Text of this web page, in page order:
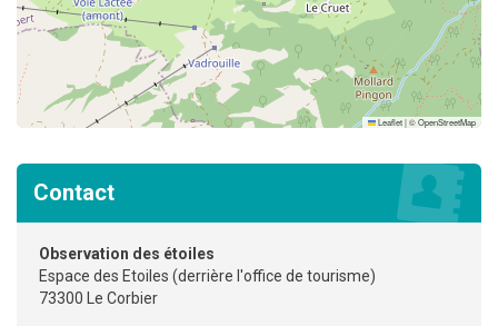
Leaflet|©OpenStreetMap
Contact
Observation des étoiles
Espace des Etoiles (derrière l'office de tourisme)
73300 Le Corbier